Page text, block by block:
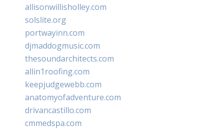
allisonwillisholley.com
solslite.org
portwayinn.com
djmaddogmusic.com
thesoundarchitects.com
allin1roofing.com
keepjudgewebb.com
anatomyofadventure.com
drivancastillo.com
cmmedspa.com